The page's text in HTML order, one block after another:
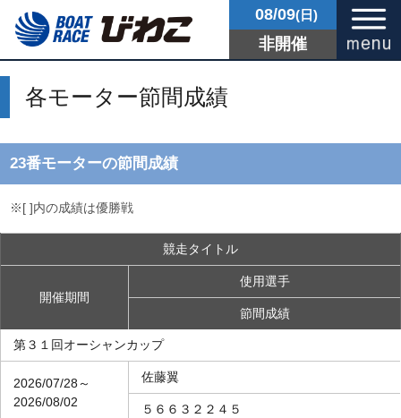
08/09(日)
非開催
各モーター節間成績
23番モーターの節間成績
※[ ]内の成績は優勝戦
競走タイトル
開催期間
使用選手
節間成績
第３１回オーシャンカップ
2026/07/28～
2026/08/02
佐藤翼
５６６３２２４５